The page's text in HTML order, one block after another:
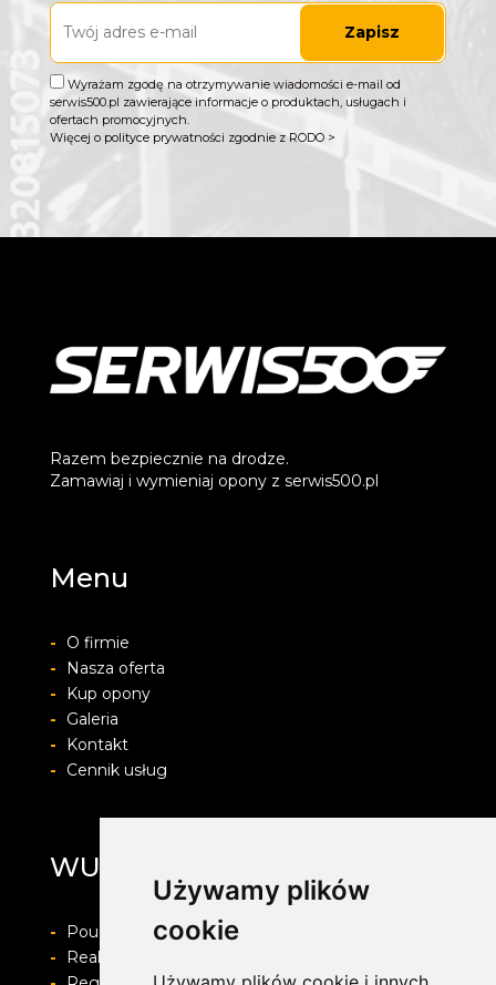
Używamy plików
cookie
Zapisz
Wyrażam zgodę na otrzymywanie wiadomości e-mail od
serwis500.pl zawierające informacje o produktach, usługach i
ofertach promocyjnych.
Więcej o polityce prywatności zgodnie z RODO >
Razem bezpiecznie na drodze.
Zamawiaj i wymieniaj opony z serwis500.pl
Menu
-
O firmie
-
Nasza oferta
-
Kup opony
-
Galeria
-
Kontakt
-
Cennik usług
WULKAN
-
Pouczenie o prawie do odstapienia od umowy
-
Realizacja zamówienia i formy płatności